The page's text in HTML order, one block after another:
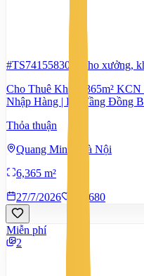
#TS74155830
Kho xưởng,
Cho Thuê Kho 6.365m²
Nhập Hàng | Hạ Tầng Đồng
Thỏa thuận
Quang Minh, Hà Nội
6,365 m²
27/7/2026
680
Miễn phí
2